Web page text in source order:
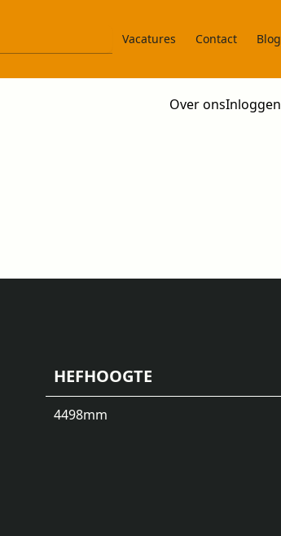
Vacatures Contact Blog
Over onsInloggen
HEFHOOGTE
4498mm